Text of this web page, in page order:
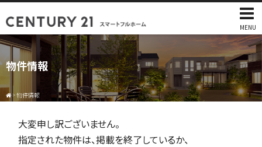
MENU
物件情報
>物件情報
大変申し訳ございません。
指定された物件は、掲載を終了しているか、